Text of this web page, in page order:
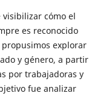
cómo el
es reconocido
explorar
y género, a partir
por trabajadoras y
fue analizar